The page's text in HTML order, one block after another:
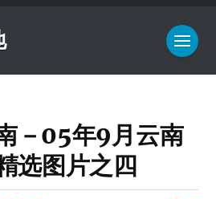
－05年9月云南
选图片之四